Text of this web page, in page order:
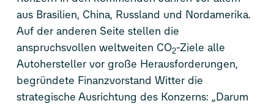
aus Brasilien, China, Russland und Nordamerika.
Auf der anderen Seite stellen die
anspruchsvollen weltweiten CO2-Ziele alle
Autohersteller vor große Herausforderungen,
begründete Finanzvorstand Witter die
strategische Ausrichtung des Konzerns: „Darum